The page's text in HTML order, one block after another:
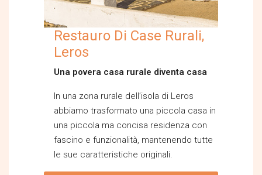
Restauro Di Case Rurali,
Leros
Una povera casa rurale diventa casa
In una zona rurale dell’isola di Leros
abbiamo trasformato una piccola casa in
una piccola ma concisa residenza con
fascino e funzionalità, mantenendo tutte
le sue caratteristiche originali.